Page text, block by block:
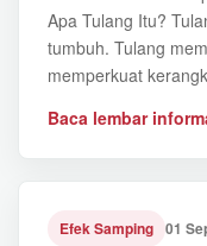
Apa Tulang Itu?
tumbuh. Tulang
memperkuat
Baca lembar
Efek Samping 01